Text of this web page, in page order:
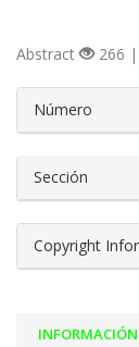
Abstract 266 |
Número
Sección
Copyright